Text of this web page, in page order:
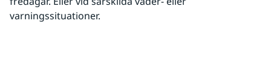
varningssituationer.